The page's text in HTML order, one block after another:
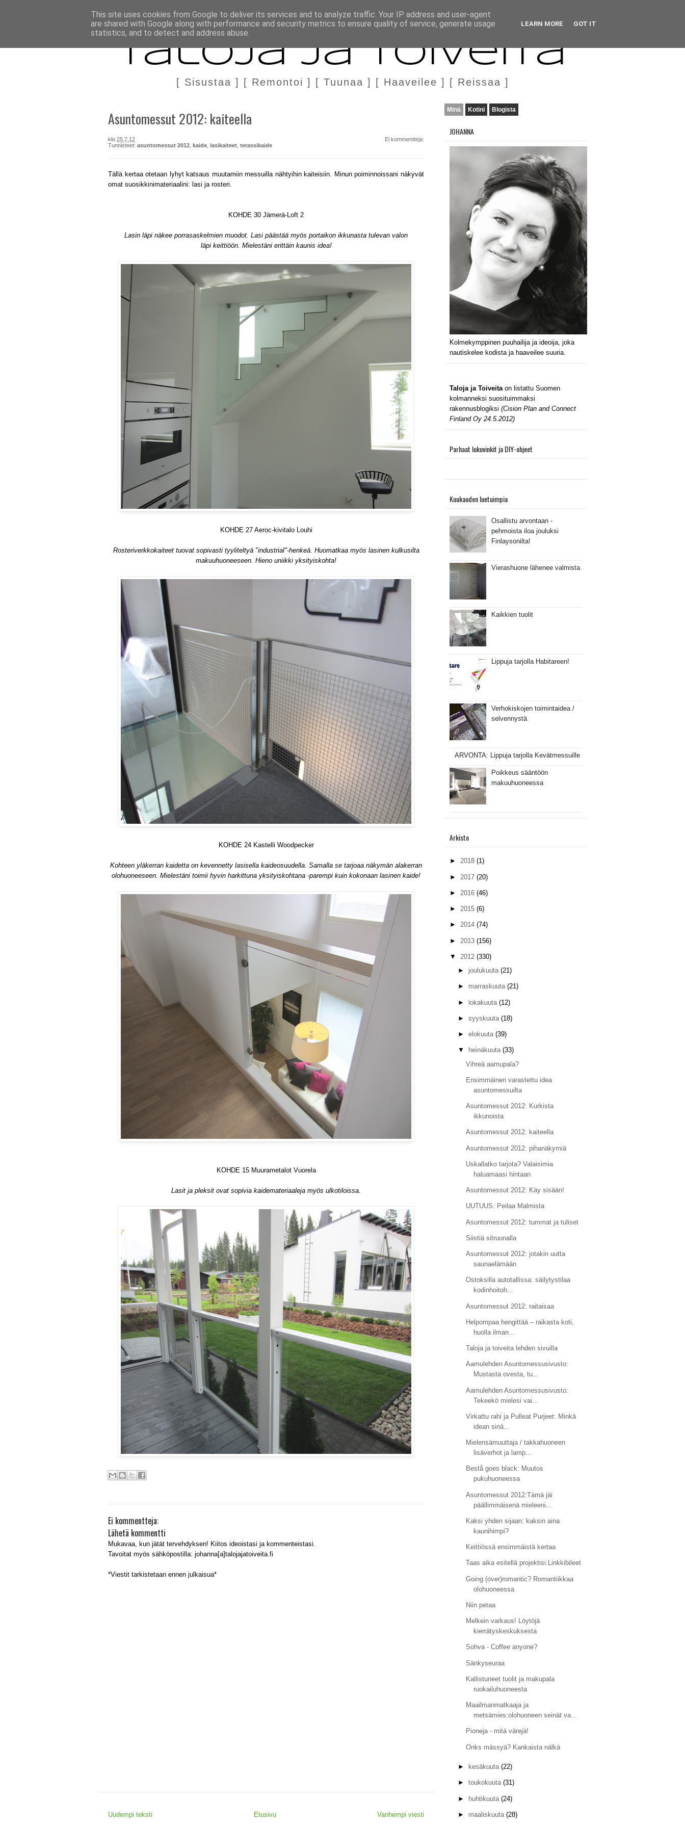
BLOGI TÄÄLTÄ KANNATTAA OSTAA DIY IN ENGLISH MARKKINOINTI & YHTEISTYÖ
Taloja ja Toiveita
[ Sisustaa ] [ Remontoi ] [ Tuunaa ] [ Haaveilee ] [ Reissaa ]
Asuntomessut 2012: kaiteella
klo 25.7.12
Ei kommentteja:
Tunnisteet: asuntomessut 2012 kaide lasikaiteet terassikaide
Tällä kertaa otetaan lyhyt katsaus muutamiin messuilla nähtyihin kaiteisiin. Minun poiminnoissani näkyvät
omat suosikkinimateriaalini: lasi ja rosteri.
KOHDE 30 Jämerä-Loft 2
Lasin läpi näkee porrasaskelmien muodot. Lasi päästää myös portaikon ikkunasta tulevan valon
läpi keittiöön. Mielestäni erittäin kaunis idea!
KOHDE 27 Aeroc-kivitalo Louhi
Rosteriverkkokaiteet tuovat sopivasti tyyliteltyä "industrial"-henkeä. Huomatkaa myös lasinen kulkusilta
makuuhuoneeseen. Hieno uniikki yksityiskohta!
KOHDE 24 Kastelli Woodpecker
Kohteen yläkerran kaidetta on kevennetty lasisella kaideosuudella. Samalla se tarjoaa näkymän alakerran
olohuoneeseen. Mielestäni toimii hyvin harkittuna yksityiskohtana -parempi kuin kokonaan lasinen kaide!
KOHDE 15 Muurametalot Vuorela
Lasit ja pleksit ovat sopivia kaidemateriaaleja myös ulkotiloissa.
Ei kommentteja:
Lähetä kommentti
Mukavaa, kun jätät tervehdyksen! Kiitos ideoistasi ja kommenteistasi.
Tavoitat myös sähköpostilla: johanna[a]talojajatoiveita.fi
*Viestit tarkistetaan ennen julkaisua*
Uudempi teksti Vanhempi viesti
Etusivu
Minä Kotini Blogista
JOHANNA
Kolmekymppinen puuhailija ja ideoija, joka
nautiskelee kodista ja haaveilee suuria.
Taloja ja Toiveitaon listattu Suomen
kolmanneksi suosituimmaksi
rakennusblogiksi (Cision Plan and Connect
Finland Oy 24.5.2012)
Parhaat lukuvinkit ja DIY-ohjeet
Kuukauden luetuimpia
Osallistu arvontaan -
pehmoista iloa jouluksi
Finlaysonilta!
Vierashuone lähenee valmista
Kaikkien tuolit
Lippuja tarjolla Habitareen!
Verhokiskojen toimintaidea /
selvennystä
ARVONTA: Lippuja tarjolla Kevätmessuille
Poikkeus sääntöön
makuuhuoneessa
Arkisto
► 2018 (1)
► 2017 (20)
► 2016 (46)
► 2015 (6)
► 2014 (74)
► 2013 (156)
▼ 2012 (330)
► joulukuuta (21)
► marraskuuta (21)
► lokakuuta (12)
► syyskuuta (18)
► elokuuta (39)
▼ heinäkuuta (33)
Vihreä aamupala?
Ensimmäinen varastettu idea
asuntomessuilta
Asuntomessut 2012: Kurkista
ikkunoista
Asuntomessut 2012: kaiteella
Asuntomessut 2012: pihanäkymiä
Uskallatko tarjota? Valaisimia
haluamaasi hintaan
Asuntomessut 2012: Käy sisään!
UUTUUS: Peilaa Malmista
Asuntomessut 2012: tummat ja tuliset
Siistiä sitruunalla
Asuntomessut 2012: jotakin uutta
saunaelämään
Ostoksilla autotallissa: säilytystilaa
kodinhoitoh...
Asuntomessut 2012: raitaisaa
Helpompaa hengittää – raikasta koti,
huolla ilman...
Taloja ja toiveita lehden sivuilla
Aamulehden Asuntomessusivusto:
Mustasta ovesta, tu...
Aamulehden Asuntomessusivusto:
Tekeekö mielesi vai...
Virkattu rahi ja Pulleat Purjeet: Minkä
idean sinä...
Mielensämuuttaja / takkahuoneen
lisäverhot ja lamp...
Bestå goes black: Muutos
pukuhuoneessa
Asuntomessut 2012:Tämä jäi
päällimmäisenä mieleeni...
Kaksi yhden sijaan: kaksin aina
kaunihimpi?
Keittiössä ensimmäistä kertaa
Taas aika esitellä projektisi:Linkkibileet
Going (over)romantic? Romantiikkaa
olohuoneessa
Niin petaa
Melkein varkaus! Löytöjä
kierrätyskeskuksesta
Sohva - Coffee anyone?
Sänkyseuraa
Kallistuneet tuolit ja makupala
ruokailuhuoneesta
Maailmanmatkaaja ja
metsämies:olohuoneen seinät va...
Pioneja - mitä värejä!
Onks mässyä? Kankaista nälkä
► kesäkuuta (22)
► toukokuuta (31)
► huhtikuuta (24)
► maaliskuuta (28)
This site uses cookies from Google to deliver its services and to analyze traffic. Your IP address and user-agent
are shared with Google along with performance and security metrics to ensure quality of service, generate usage
statistics, and to detect and address abuse.
LEARN MORE GOT IT